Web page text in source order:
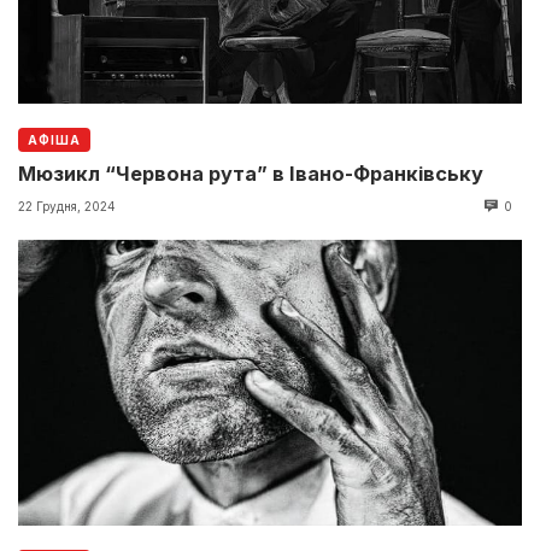
АФІША
Мюзикл “Червона рута” в Івано-Франківську
22 Грудня, 2024 0